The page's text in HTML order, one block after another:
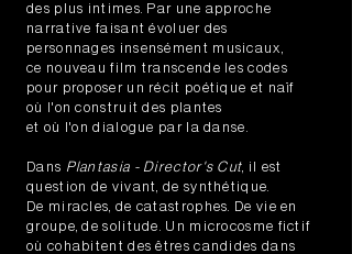
des plus intimes. Par une approche
narrative faisant évoluer des
personnages insensément musicaux,
ce nouveau film transcende les codes
pour proposer un récit poétique et naïf
où l'on construit des plantes
et où l'on dialogue par la danse.
Dans Plantasia - Director's Cut , il est
question de vivant, de synthétique.
De miracles, de catastrophes. De vie en
groupe, de solitude. Un microcosme fictif
où cohabitent des êtres candides dans